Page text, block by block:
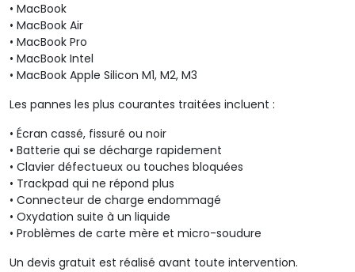
• MacBook
• MacBook Air
• MacBook Pro
• MacBook Intel
• MacBook Apple Silicon M1, M2, M3
Les pannes les plus courantes traitées incluent :
• Écran cassé, fissuré ou noir
• Batterie qui se décharge rapidement
• Clavier défectueux ou touches bloquées
• Trackpad qui ne répond plus
• Connecteur de charge endommagé
• Oxydation suite à un liquide
• Problèmes de carte mère et micro-soudure
Un devis gratuit est réalisé avant toute intervention.